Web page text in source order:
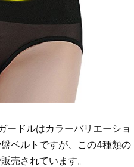
ードルはカラーバリエーショ
ベルトですが、この4種類の
売されています。